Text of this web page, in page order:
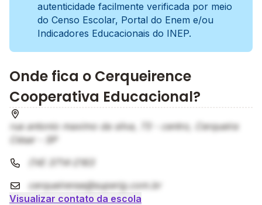
autenticidade facilmente verificada por meio
do Censo Escolar, Portal do Enem e/ou
Indicadores Educacionais do INEP.
Onde fica o Cerqueirence
Cooperativa Educacional?
rua antonio maximo da silva, 73 - centro, Cerqueira
César - SP
(14) 3714-2163
cerqueirense@superig.com.br
Visualizar contato da escola